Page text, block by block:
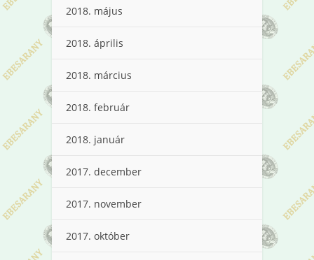
2018. május
2018. április
2018. március
2018. február
2018. január
2017. december
2017. november
2017. október